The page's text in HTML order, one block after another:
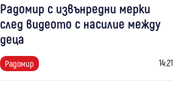
Радомир с извънредни мерки
след видеото с насилие между
деца
Радомир 14:21